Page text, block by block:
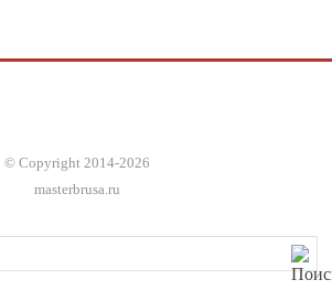
© Copyright 2014-2026
masterbrusa.ru